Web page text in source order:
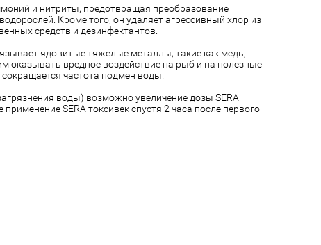
и нитриты, предотвращая преобразование
Кроме того, он удаляет агрессивный хлор из
средств и дезинфектантов.
ядовитые тяжелые металлы, такие как медь,
оказывать вредное воздействие на рыб и на полезные
частота подмен воды.
воды) возможно увеличение дозы SERA
SERA токсивек спустя 2 часа после первого